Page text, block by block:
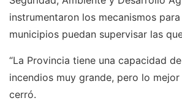
instrumentaron los mecanismos
municipios puedan supervisar las
“La Provincia tiene una capacidad
incendios muy grande, pero lo mejor
cerró.